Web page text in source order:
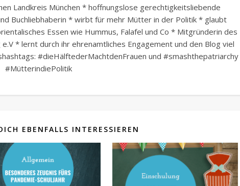
Landkreis München * hoffnungslose gerechtigkeitsliebende
Buchliebhaberin * wirbt für mehr Mütter in der Politik * glaubt
Essen wie Hummus, Falafel und Co * Mitgründerin des
* lernt durch ihr ehrenamtliches Engagement und den Blog viel
#dieHälftederMachtdenFrauen und #smashthepatriarchy
#MütterindiePolitik
EBENFALLS INTERESSIEREN